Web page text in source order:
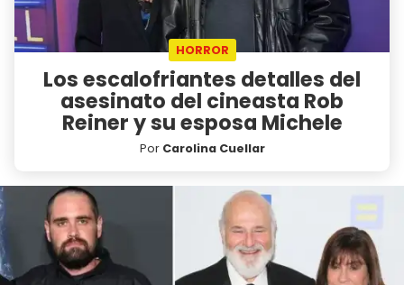
HORROR
Los escalofriantes detalles del
asesinato del cineasta Rob
Reiner y su esposa Michele
Por Carolina Cuellar